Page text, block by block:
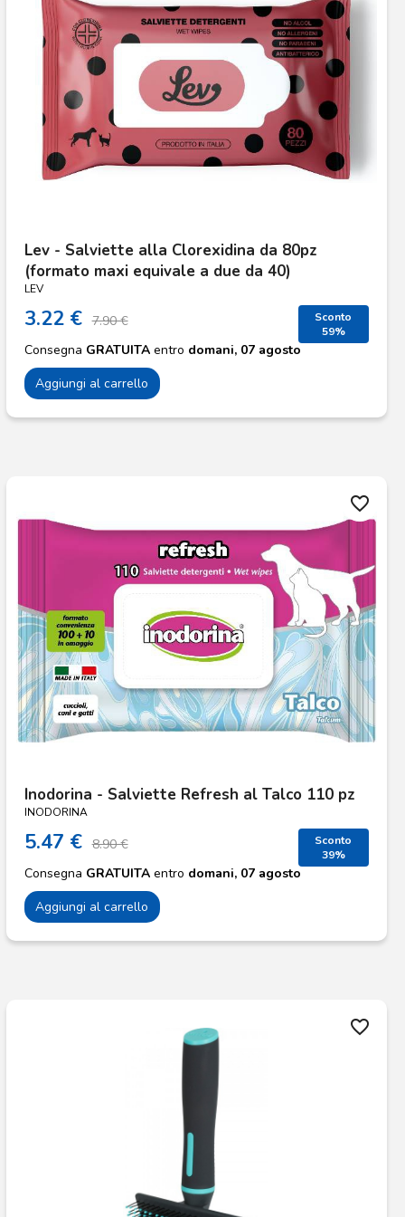
Lev - Salviette alla Clorexidina da 80pz
(formato maxi equivale a due da 40)
LEV
3.22 € 7.90 €
Sconto
59%
Consegna GRATUITAentro domani, 07 agosto
Aggiungi al carrello
favorite_border
Inodorina - Salviette Refresh al Talco 110 pz
INODORINA
5.47 € 8.90 €
Sconto
39%
Consegna GRATUITAentro domani, 07 agosto
Aggiungi al carrello
favorite_border